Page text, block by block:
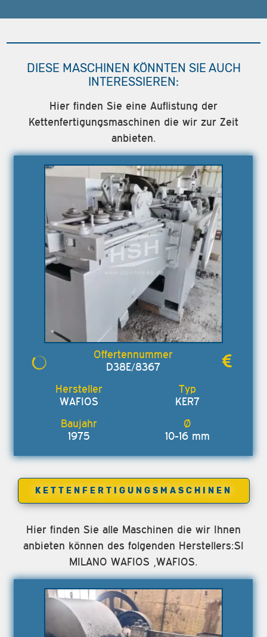
DIESE MASCHINEN KÖNNTEN SIE AUCH
INTERESSIEREN:
Hier finden Sie eine Auflistung der
Kettenfertigungsmaschinen die wir zur Zeit
anbieten.
D38E/8367
WAFIOS KER7
1975 10-16 mm
KETTENFERTIGUNGSMASCHINEN
Hier finden Sie alle Maschinen die wir Ihnen
anbieten können des folgenden Herstellers:SI
MILANO WAFIOS ,WAFIOS.